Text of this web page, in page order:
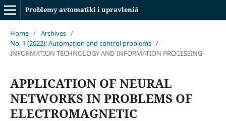
Problemy avtomatiki i upravleniâ
Home / Archives /
No. 1 (2022): Automation and control problems /
INFORMATION TECHNOLOGY AND INFORMATION PROCESSING
APPLICATION OF NEURAL
NETWORKS IN PROBLEMS OF
ELECTROMAGNETIC